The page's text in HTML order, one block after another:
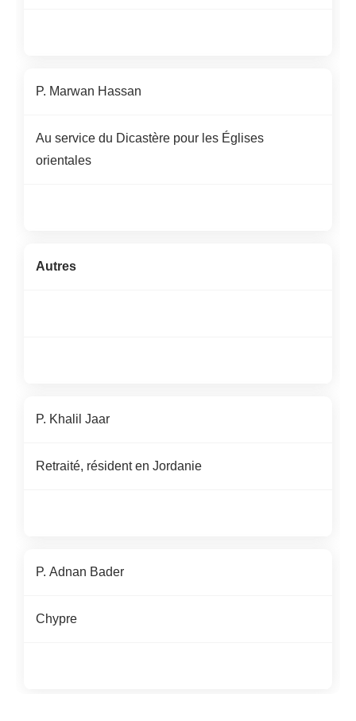
P. Marwan Hassan
Au service du Dicastère pour les Églises
orientales
Autres
P.Khalil Jaar
Retraité, résident en Jordanie
P. Adnan Bader
Chypre